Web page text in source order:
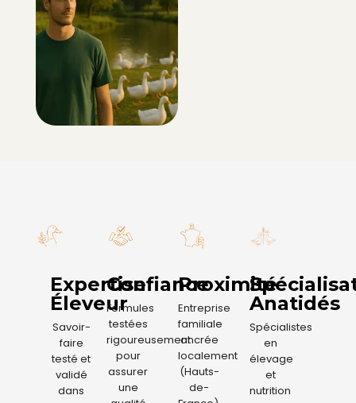
Expertise
Éleveur
Savoir-
faire
testé et
validé
dans
Confiance
Formules
testées
rigoureusement
pour
assurer
une
Proximité
Entreprise
familiale
ancrée
localement
(Hauts-
de-
Anatidés
Spécialistes
en
élevage
et
nutrition